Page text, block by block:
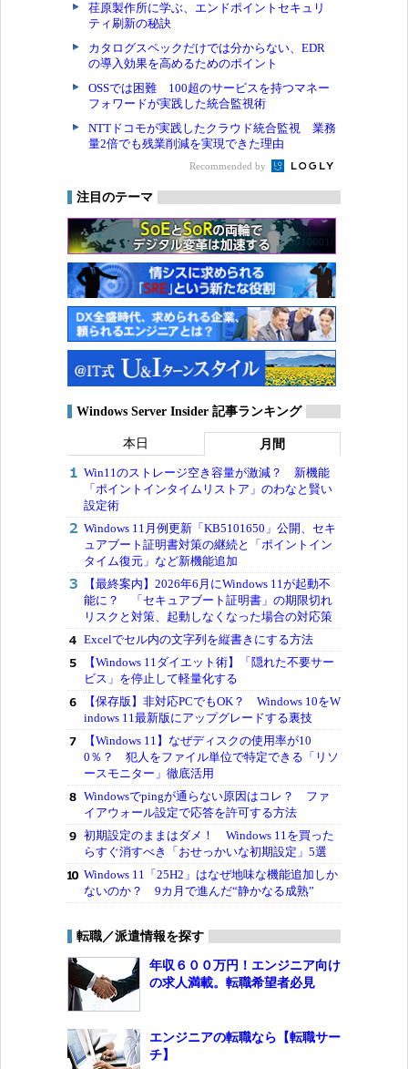
荏原製作所に学ぶ、エンドポイントセキュリ
ティ刷新の秘訣
カタログスペックだけでは分からない、EDR
の導入効果を高めるためのポイント
OSSでは困難 100超のサービスを持つマネー
フォワードが実践した統合監視術
NTTドコモが実践したクラウド統合監視 業務
量2倍でも残業削減を実現できた理由
Recommended by
注目のテーマ
Windows Server Insider 記事ランキング
本日 月間
Win11のストレージ空き容量が激減？ 新機能
「ポイントインタイムリストア」のわなと賢い
設定術
Windows 11月例更新「KB5101650」公開、セキ
ュアブート証明書対策の継続と「ポイントイン
タイム復元」など新機能追加
【最終案内】2026年6月にWindows 11が起動不
能に？ 「セキュアブート証明書」の期限切れ
リスクと対策、起動しなくなった場合の対応策
Excelでセル内の文字列を縦書きにする方法
【Windows 11ダイエット術】「隠れた不要サー
ビス」を停止して軽量化する
【保存版】非対応PCでもOK？ Windows 10をW
indows 11最新版にアップグレードする裏技
【Windows 11】なぜディスクの使用率が10
0％？ 犯人をファイル単位で特定できる「リソ
ースモニター」徹底活用
Windowsでpingが通らない原因はコレ？ ファ
イアウォール設定で応答を許可する方法
初期設定のままはダメ！ Windows 11を買った
らすぐ消すべき「おせっかいな初期設定」5選
Windows 11「25H2」はなぜ地味な機能追加しか
ないのか？ 9カ月で進んだ“静かなる成熟”
転職／派遣情報を探す
年収６００万円！エンジニア向け
の求人満載。転職希望者必見
エンジニアの転職なら【転職サー
チ】